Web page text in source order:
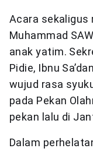
Acara sekaligus
Muhammad
anak yatim.
Pidie, Ibnu
wujud rasa
pada Pekan
pekan lalu di
Dalam